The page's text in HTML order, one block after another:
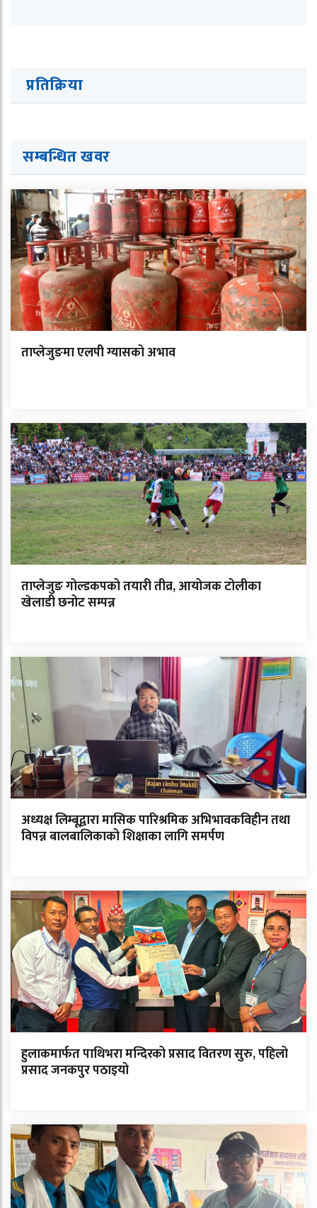
प्रतिक्रिया
सम्बन्धित खवर
ताप्लेजुङमा एलपी ग्यासको अभाव
ताप्लेजुङ गोल्डकपको तयारी तीव्र, आयोजक टोलीका
खेलाडी छनोट सम्पन्न
अध्यक्ष लिम्बूद्वारा मासिक पारिश्रमिक अभिभावकविहीन तथा
विपन्न बालबालिकाको शिक्षाका लागि समर्पण
हुलाकमार्फत पाथिभरा मन्दिरको प्रसाद वितरण सुरु, पहिलो
प्रसाद जनकपुर पठाइयो